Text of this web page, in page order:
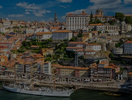
® REGISTRIEREN
DEALS SUCHEN
PORTUGAL
4*-Hotel mit
& Flug